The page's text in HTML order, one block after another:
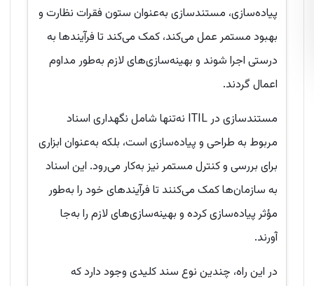
پیاده‌سازی، مستندسازی به‌عنوان ستون فقرات نظارت و
بهبود مستمر عمل می‌کند، کمک می‌کند تا فرآیندها به
درستی اجرا شوند و بهینه‌سازی‌های لازم به‌طور مداوم
اعمال گردند.
مستندسازی در ITIL نه‌تنها شامل نگهداری اسناد
مربوط به طراحی و پیاده‌سازی است، بلکه به‌عنوان ابزاری
برای بررسی و کنترل مستمر نیز به‌کار می‌رود. این اسناد
به سازمان‌ها کمک می‌کنند تا فرآیندهای خود را به‌طور
مؤثر پیاده‌سازی کرده و بهینه‌سازی‌های لازم را به‌جا
آورند.
در این راه، چندین نوع سند کلیدی وجود دارد که